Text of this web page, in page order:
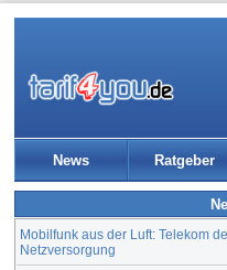
News Ratgeber
Mobilfunk aus der Luft: Telekom
Netzversorgung